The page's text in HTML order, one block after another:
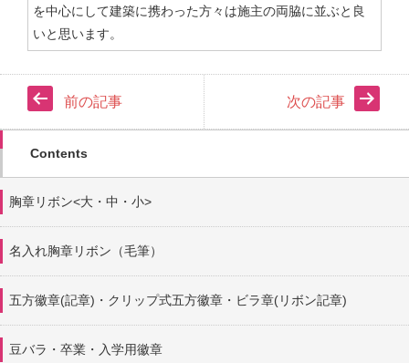
を中心にして建築に携わった方々は施主の両脇に並ぶと良
いと思います。
前の記事 次の記事
Contents
胸章リボン<大・中・小>
名入れ胸章リボン（毛筆）
五方徽章(記章)・ クリップ式五方徽章・ビラ章(リボン記章)
豆バラ・卒業・入学用徽章